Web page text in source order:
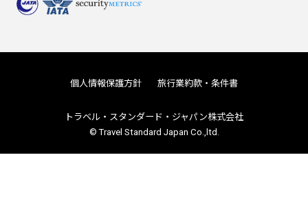
個人情報保護方針 旅行業約款・条件書
トラベル・スタンダード・ジャパン株式会社
© Travel Standard Japan Co.,ltd.